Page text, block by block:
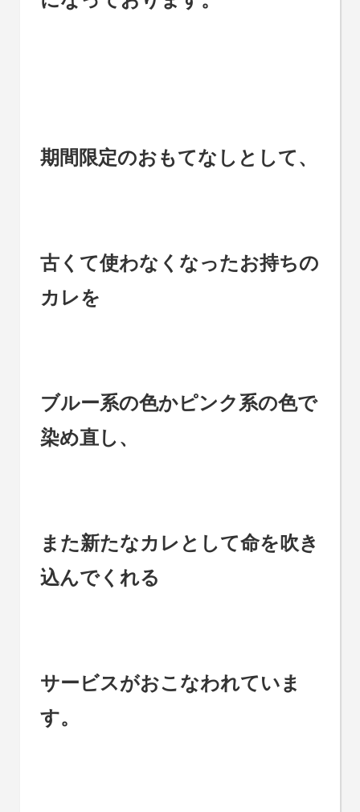
期間限定のおもてなしとして、
古くて使わなくなったお持ちの
カレを
ブルー系の色かピンク系の色で
染め直し、
また新たなカレとして命を吹き
込んでくれる
サービスがおこなわれていま
す。